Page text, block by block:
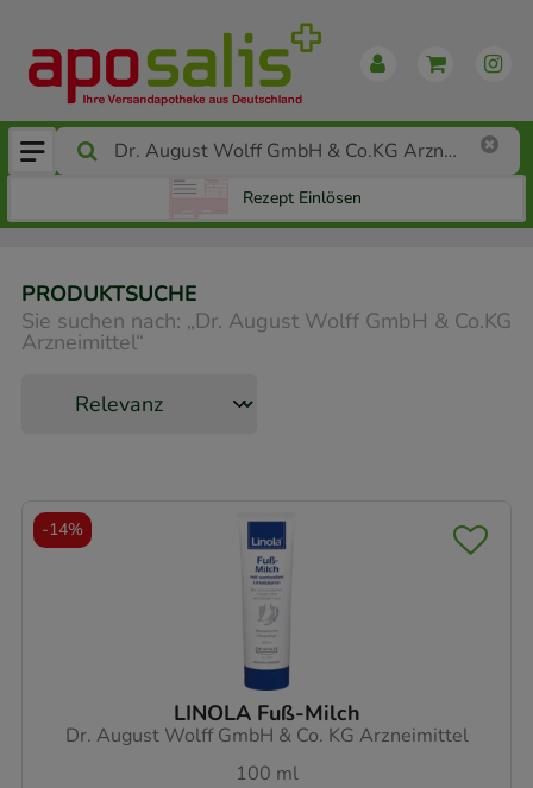
Rezept Einlösen
PRODUKTSUCHE
Sie suchen nach: „Dr. August Wolff GmbH & Co.KG
Arzneimittel“
LINOLA Fuß-Milch
Dr. August Wolff GmbH & Co. KG Arzneimittel
100 ml
-14%